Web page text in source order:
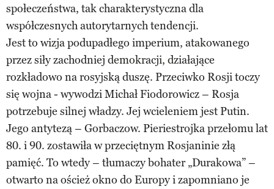
społeczeństwa, tak charakterystyczna dla
współczesnych autorytarnych tendencji.
Jest to wizja podupadłego imperium, atakowanego
przez siły zachodniej demokracji, działające
rozkładowo na rosyjską duszę. Przeciwko Rosji toczy
się wojna - wywodzi Michał Fiodorowicz – Rosja
potrzebuje silnej władzy. Jej wcieleniem jest Putin.
Jego antytezą – Gorbaczow. Pieriestrojka przełomu lat
80. i 90. zostawiła w przeciętnym Rosjaninie złą
pamięć. To wtedy – tłumaczy bohater „Durakowa” –
otwarto na oścież okno do Europy i zapomniano je